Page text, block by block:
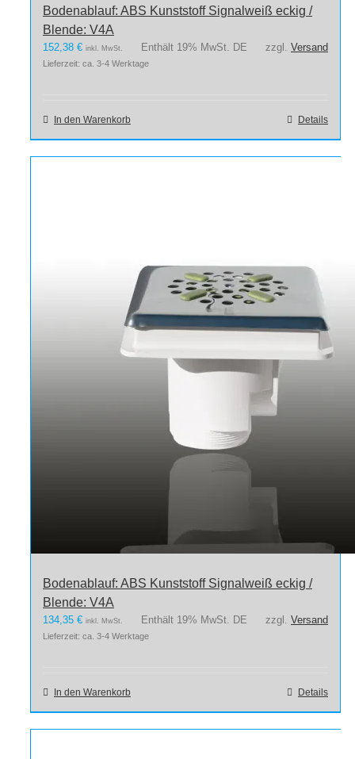
Bodenablauf: ABS Kunststoff Signalweiß eckig /
Blende: V4A
152,38 € inkl. MwSt. Enthält 19% MwSt. DE zzgl. Versand
Lieferzeit: ca. 3-4 Werktage
In den Warenkorb Details
Bodenablauf: ABS Kunststoff Signalweiß eckig /
Blende: V4A
134,35 € inkl. MwSt. Enthält 19% MwSt. DE zzgl. Versand
Lieferzeit: ca. 3-4 Werktage
In den Warenkorb Details